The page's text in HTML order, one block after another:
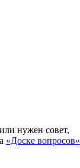
нужен совет,
«Доске вопросов»